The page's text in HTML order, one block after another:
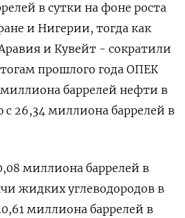
в сутки на фоне роста
и Нигерии, тогда как
и Кувейт - сократили
прошлого года ОПЕК
баррелей нефти в
с 26,34 миллиона баррелей в
миллиона баррелей в
жидких углеводородов в
миллиона баррелей в